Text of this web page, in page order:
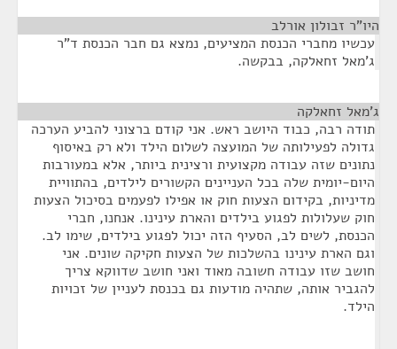
היו"ר זבולון אורלב
עכשיו מחברי הכנסת המציעים, נמצא גם חבר הכנסת ד"ר
ג'מאל זחאלקה, בבקשה.
ג'מאל זחאלקה
תודה רבה, כבוד היושב ראש. אני קודם ברצוני להביע הערכה
גדולה לפעילותה של המועצה לשלום הילד ולא רק באיסוף
נתונים שזה עבודה מקצועית ורצינית ביותר, אלא במעורבות
היום-יומית שלה בכל העניינים הקשורים לילדים, בהתוויית
מדיניות, בקידום הצעות חוק או אפילו לפעמים בסיכול הצעות
חוק שעלולות לפגוע בילדים והארת עינינו. אנחנו, חברי
הכנסת, לשים לב, הסעיף הזה יכול לפגוע בילדים, שימו לב.
וגם הארת עינינו בהשלכות של הצעות חקיקה שונים. אני
חושב שזו עבודה חשובה מאוד ואני חושב שדווקא צריך
להגביר אותה, שתהיה מודעות גם בכנסת לעניין של זכויות
הילד.